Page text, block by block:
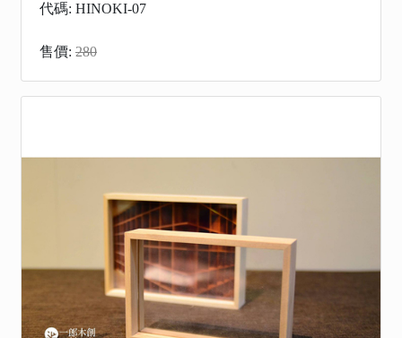
代碼: HINOKI-07
售價: 280